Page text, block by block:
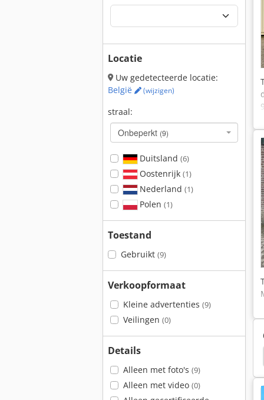
Locatie
Uw gedetecteerde locatie:
België
(wijzigen)
straal:
Onbeperkt (9)
Duitsland (6)
Oostenrijk (1)
Nederland (1)
Polen (1)
Toestand
Gebruikt (9)
Verkoopformaat
Kleine advertenties (9)
Veilingen (0)
Details
Alleen met foto's (9)
Alleen met video (0)
Fiat Ducato